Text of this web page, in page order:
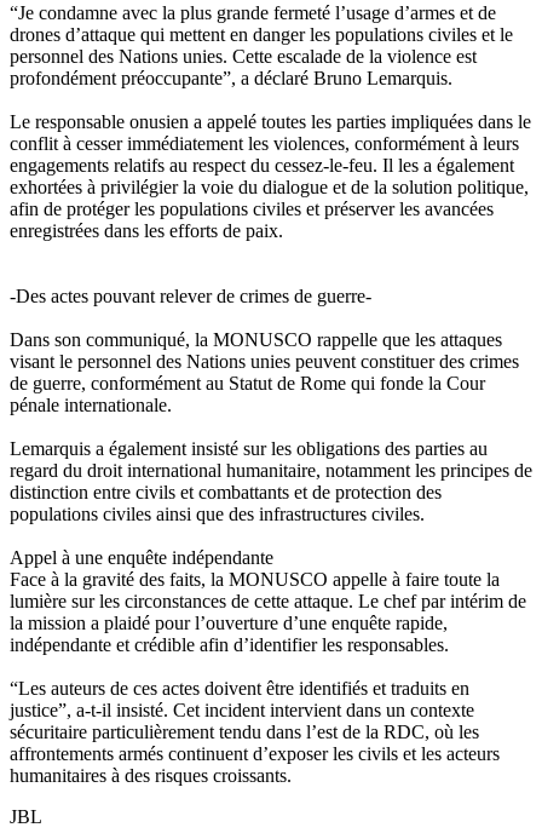
“Je condamne avec la plus grande fermeté l’usage d’armes et de
drones d’attaque qui mettent en danger les populations civiles et le
personnel des Nations unies. Cette escalade de la violence est
profondément préoccupante”, a déclaré Bruno Lemarquis.
Le responsable onusien a appelé toutes les parties impliquées dans le
conflit à cesser immédiatement les violences, conformément à leurs
engagements relatifs au respect du cessez-le-feu. Il les a également
exhortées à privilégier la voie du dialogue et de la solution politique,
afin de protéger les populations civiles et préserver les avancées
enregistrées dans les efforts de paix.
-Des actes pouvant relever de crimes de guerre-
Dans son communiqué, la MONUSCO rappelle que les attaques
visant le personnel des Nations unies peuvent constituer des crimes
de guerre, conformément au Statut de Rome qui fonde la Cour
pénale internationale.
Lemarquis a également insisté sur les obligations des parties au
regard du droit international humanitaire, notamment les principes de
distinction entre civils et combattants et de protection des
populations civiles ainsi que des infrastructures civiles.
Appel à une enquête indépendante
Face à la gravité des faits, la MONUSCO appelle à faire toute la
lumière sur les circonstances de cette attaque. Le chef par intérim de
la mission a plaidé pour l’ouverture d’une enquête rapide,
indépendante et crédible afin d’identifier les responsables.
“Les auteurs de ces actes doivent être identifiés et traduits en
justice”, a-t-il insisté. Cet incident intervient dans un contexte
sécuritaire particulièrement tendu dans l’est de la RDC, où les
affrontements armés continuent d’exposer les civils et les acteurs
humanitaires à des risques croissants.
JBL